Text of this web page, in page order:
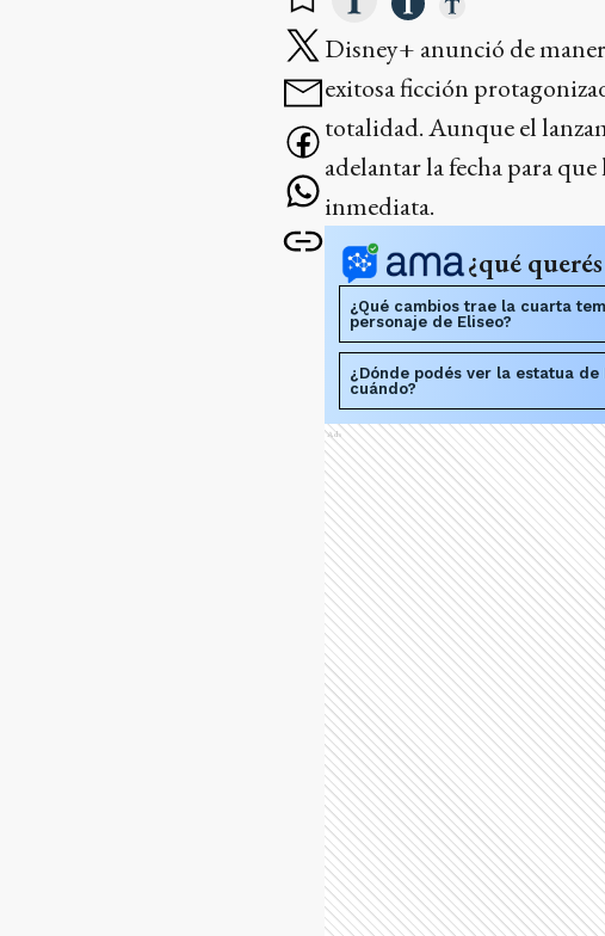
Disney+ anunció de
exitosa ficción
totalidad. Aunque el
adelantar la fecha para
inmediata.
¿qué
¿Qué cambios trae la cuarta
personaje de Eliseo?
¿Dónde podés ver la estatua de
cuándo?
Ads